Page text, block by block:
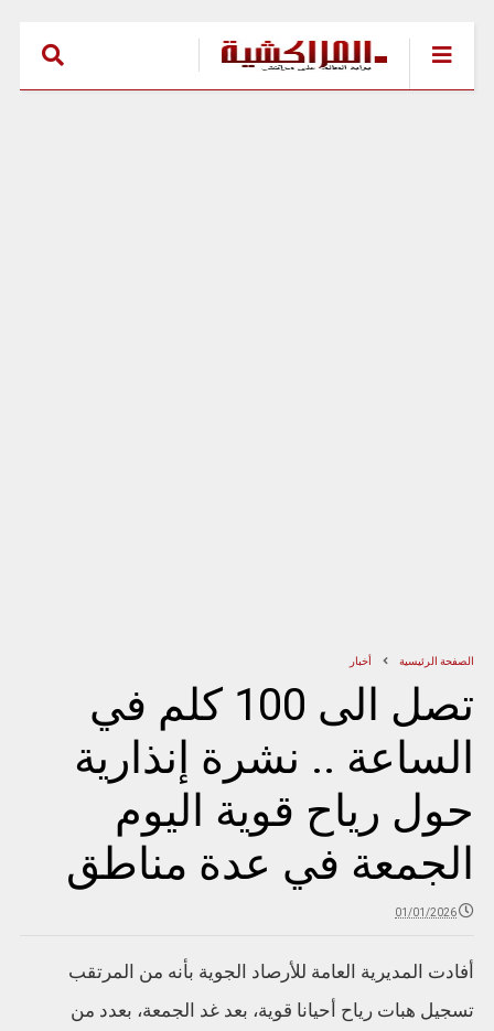
الصفحة الرئيسية أخبار
تصل الى 100 كلم في
الساعة .. نشرة إنذارية
حول رياح قوية اليوم
الجمعة في عدة مناطق
01/01/2026
أفادت المديرية العامة للأرصاد الجوية بأنه من المرتقب
تسجيل هبات رياح أحيانا قوية، بعد غد الجمعة، بعدد من